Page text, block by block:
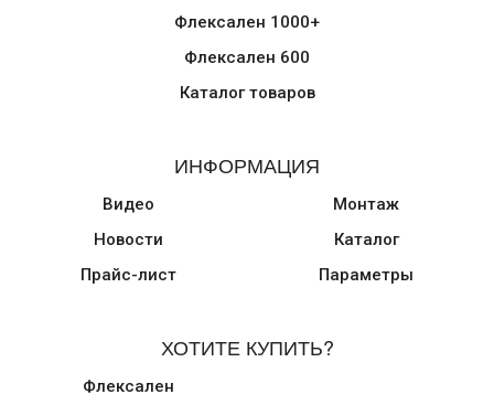
Флексален 1000+
Флексален 600
Каталог товаров
ИНФОРМАЦИЯ
Видео
Новости
Прайс-лист
Монтаж
Каталог
Параметры
ХОТИТЕ КУПИТЬ?
Флексален